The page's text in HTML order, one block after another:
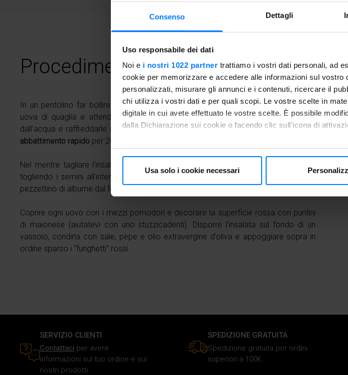
Consenso Dettagli
Uso responsabile dei dati
Noi e i nostri 1022 partner trattiamo i vostri dati personali, ad
cookie per memorizzare e accedere alle informazioni sul
personalizzati, misurare gli annunci e i contenuti, ricercare il
chi utilizza i vostri dati e per quali scopi. Le vostre scelte in
digitale in cui avete effettuato le vostre scelte. È possibile
dalla Dichiarazione sui cookie o facendo clic sull'icona di
Con il tuo consenso, vorremmo anche:
Identificare il tuo dispositivo, scansionandolo attivamente
Utilizziamo i cookie per personalizzare i contenuti e gli annunci,
traffico. Inoltre forniamo informazioni sul modo in cui utilizzi il
dati web, pubblicità e social media, i quali potrebbero
Usa solo i cookie necessari
Procedimento
In un pentolino far bollire dell’acqua e, una volta raggiungere il bollore, versarvi le
uova di quaglia e attendere 4 minuti in modo che diventino sode. Scolarle poi
dall’acqua e raffreddarle rapidamente nel Freddy preraffreddato con la funzione di
abbattimento rapido per 20 minuti.
Nel mentre tagliare l’insalata e tagliarla a ciuffetti e tagliare a metà i pomodorini,
togliendo i semini all’interno. Estrarre le uova dall’abbattitore, pelarle e tagliare un
pezzettino di albume dal fondo delle uova, quanto basta perché restino in piedi.
Coprire ogni uovo con i mezzi pomodori e decorare la superficie rossa con puntini
di maionese (aiutatevi con uno stuzzicadenti). Disporre l’insalata sul fondo di un
vassoio, condirla con sale, pepe e olio extravergine d’oliva e appoggiare sopra in
ordine sparso i “funghetti” rossi.
SERVIZIO CLIENTI
Contattaci per avere
informazioni sul tuo ordine e sui
nostri prodotti.
SPEDIZIONE GRATUITA
Spedizione gratuita per ordini
superiori a 100€.